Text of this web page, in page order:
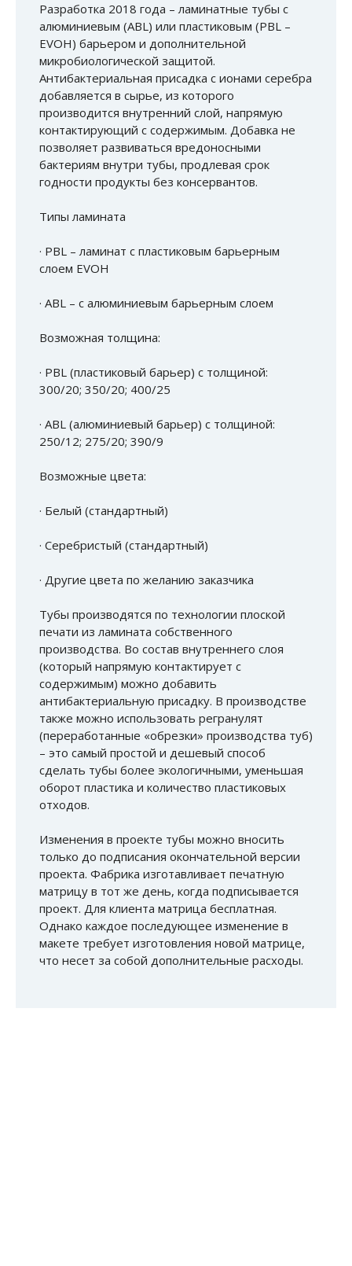
Разработка 2018 года – ламинатные тубы с
алюминиевым (ABL) или пластиковым (PBL –
EVOH) барьером и дополнительной
микробиологической защитой.
Антибактериальная присадка с ионами серебра
добавляется в сырье, из которого
производится внутренний слой, напрямую
контактирующий с содержимым. Добавка не
позволяет развиваться вредоносными
бактериям внутри тубы, продлевая срок
годности продукты без консервантов.
Типы ламината
· PBL – ламинат с пластиковым барьерным
слоем EVOH
· ABL – с алюминиевым барьерным слоем
Возможная толщина:
· PBL (пластиковый барьер) с толщиной:
300/20; 350/20; 400/25
· ABL (алюминиевый барьер) с толщиной:
250/12; 275/20; 390/9
Возможные цвета:
· Белый (стандартный)
· Серебристый (стандартный)
· Другие цвета по желанию заказчика
Тубы производятся по технологии плоской
печати из ламината собственного
производства. Во состав внутреннего слоя
(который напрямую контактирует с
содержимым) можно добавить
антибактериальную присадку. В производстве
также можно использовать регранулят
(переработанные «обрезки» производства туб)
– это самый простой и дешевый способ
сделать тубы более экологичными, уменьшая
оборот пластика и количество пластиковых
отходов.
Изменения в проекте тубы можно вносить
только до подписания окончательной версии
проекта. Фабрика изготавливает печатную
матрицу в тот же день, когда подписывается
проект. Для клиента матрица бесплатная.
Однако каждое последующее изменение в
макете требует изготовления новой матрице,
что несет за собой дополнительные расходы.